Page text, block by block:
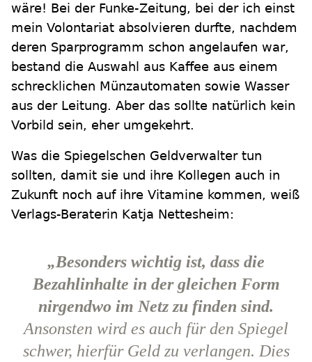
wäre! Bei der Funke-Zeitung, bei der ich einst
mein Volontariat absolvieren durfte, nachdem
deren Sparprogramm schon angelaufen war,
bestand die Auswahl aus Kaffee aus einem
schrecklichen Münzautomaten sowie Wasser
aus der Leitung. Aber das sollte natürlich kein
Vorbild sein, eher umgekehrt.
Was die Spiegelschen Geldverwalter tun
sollten, damit sie und ihre Kollegen auch in
Zukunft noch auf ihre Vitamine kommen, weiß
Verlags-Beraterin Katja Nettesheim:
„Besonders wichtig ist, dass die
Bezahlinhalte in der gleichen Form
nirgendwo im Netz zu finden sind.
Ansonsten wird es auch für den Spiegel
schwer, hierfür Geld zu verlangen. Dies